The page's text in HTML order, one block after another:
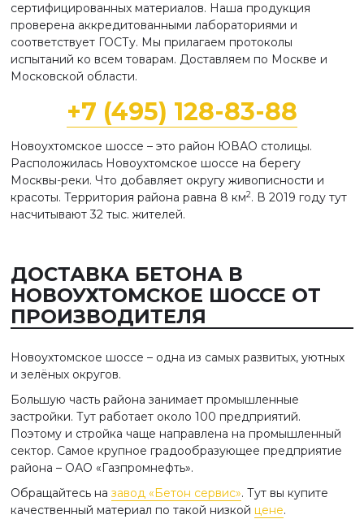
сертифицированных материалов. Наша продукция
проверена аккредитованными лабораториями и
соответствует ГОСТу. Мы прилагаем протоколы
испытаний ко всем товарам. Доставляем по Москве и
Московской области.
+7 (495) 128-83-88
Новоухтомское шоссе – это район ЮВАО столицы.
Расположилась Новоухтомское шоссе на берегу
Москвы-реки. Что добавляет округу живописности и
красоты. Территория района равна 8 км2. В 2019 году тут
насчитывают 32 тыс. жителей.
ДОСТАВКА БЕТОНА В
НОВОУХТОМСКОЕ ШОССЕ ОТ
ПРОИЗВОДИТЕЛЯ
Новоухтомское шоссе – одна из самых развитых, уютных
и зелёных округов.
Большую часть района занимает промышленные
застройки. Тут работает около 100 предприятий.
Поэтому и стройка чаще направлена на промышленный
сектор. Самое крупное градообразующее предприятие
района – ОАО «Газпромнефть».
Обращайтесь на завод «Бетон сервис». Тут вы купите
качественный материал по такой низкой цене.